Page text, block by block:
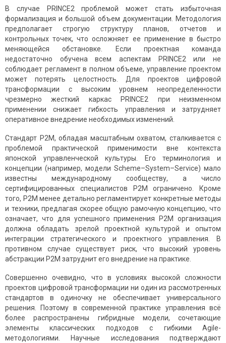
В случае PRINCE2 проблемой может стать избыточная
формализация и большой объем документации. Методология
предполагает строгую структуру планов, отчетов и
контрольных точек, что осложняет ее применение в быстро
меняющейся обстановке. Если проектная команда
недостаточно обучена всем аспектам PRINCE2 или не
соблюдает регламент в полном объеме, управление проектом
может потерять целостность. Для проектов цифровой
трансформации с высоким уровнем неопределенности
чрезмерно жесткий каркас PRINCE2 при неизменном
применении снижает гибкость управления и затрудняет
оперативное внедрение необходимых изменений.
Стандарт P2M, обладая масштабным охватом, сталкивается с
проблемой практической применимости вне контекста
японской управленческой культуры. Его терминология и
концепции (например, модели Scheme–System–Service) мало
известны международному сообществу, а число
сертифицированных специалистов P2M ограничено. Кроме
того, P2M менее детально регламентирует конкретные методы
и техники, предлагая скорее общую рамочную концепцию, что
означает, что для успешного применения P2M организация
должна обладать зрелой проектной культурой и опытом
интеграции стратегического и проектного управления. В
противном случае существует риск, что высокий уровень
абстракции P2M затруднит его внедрение на практике.
Совершенно очевидно, что в условиях высокой сложности
проектов цифровой трансформации ни один из рассмотренных
стандартов в одиночку не обеспечивает универсального
решения. Поэтому в современной практике управления всё
более распространены гибридные модели, сочетающие
элементы классических подходов с гибкими Agile-
методологиями. Научные исследования подтверждают